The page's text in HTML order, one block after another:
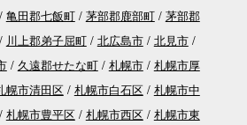
亀田郡七飯町 茅部郡鹿部町
茅部郡
川上郡弟子屈町 北広島市
北見市
久遠郡せたな町 札幌市
札幌市厚
幌市清田区 札幌市白石区
札幌市中
札幌市豊平区 札幌市西区
札幌市東